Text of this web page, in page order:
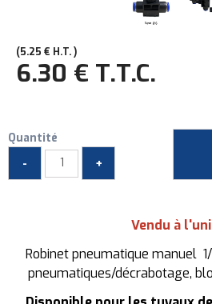
5.25 € H.T.
6.30 € T.T.C.
Quantité
Vendu à
Robinet pneumatique manuel
pneumatiques/décrabotage,